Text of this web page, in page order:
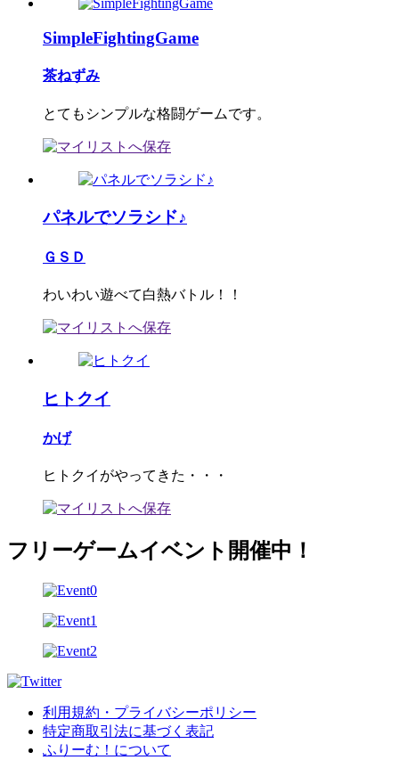
SimpleFightingGame
茶ねずみ
とてもシンプルな格闘ゲームです。
パネルでソラシド♪
ＧＳＤ
わいわい遊べて白熱バトル！！
ヒトクイ
かげ
ヒトクイがやってきた・・・
フリーゲームイベント開催中！
利用規約・プライバシーポリシー
特定商取引法に基づく表記
ふりーむ！について